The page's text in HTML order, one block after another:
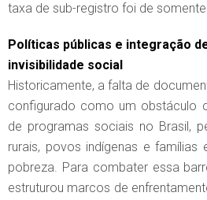
taxa de sub-registro foi de somente
Políticas públicas e integração
invisibilidade social
Historicamente, a falta de
configurado como um obstáculo
de programas sociais no Brasil,
rurais, povos indígenas e
pobreza. Para combater essa
estruturou marcos de